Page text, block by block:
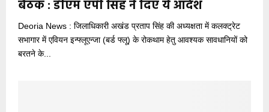
बैठक : डीएम एपी सिंह ने दिए ये आदेश
Deoria News : जिलाधिकारी अखंड प्रताप सिंह की अध्यक्षता में कलक्ट्रेट
सभागार में एवियन इन्फ्लूएन्जा (बर्ड फ्लू) के रोकथाम हेतु आवश्यक सावधानियों को
बरतने के...